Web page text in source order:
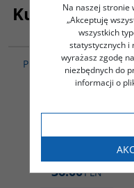
Kupujący ten
Prawdziwa historia A Q
Lu Xun
36.00PLN
Na naszej stronie
„Akceptuję
wszystkich
statystycznych i
wyrażasz zgodę
niezbędnych do
informacji o